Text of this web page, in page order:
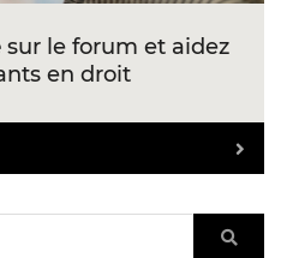
sur le forum et aidez
en droit